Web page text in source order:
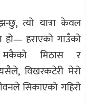
त्यो यात्रा केवल
हो— हराएको गाउँको
मकैको मिठास र
विखरकटेरी मेरो
सिकाएको गहिरो